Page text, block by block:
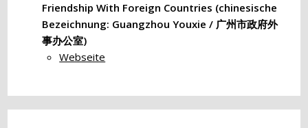
Friendship With Foreign Countries (chinesische
Bezeichnung: Guangzhou Youxie / 广州市政府外
事办公室)
Webseite